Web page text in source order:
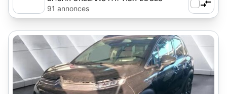
91 annonces